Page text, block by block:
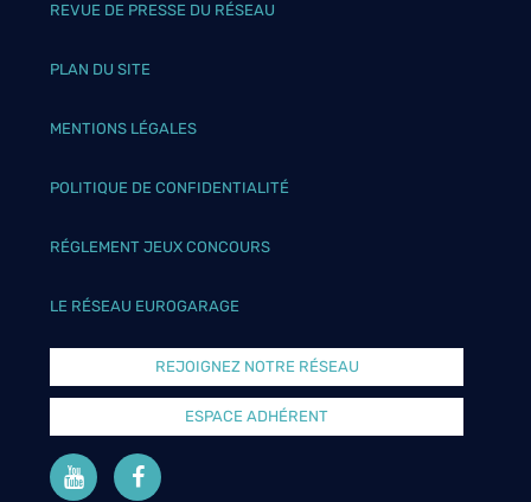
REVUE DE PRESSE DU RÉSEAU
PLAN DU SITE
MENTIONS LÉGALES
POLITIQUE DE CONFIDENTIALITÉ
RÉGLEMENT JEUX CONCOURS
LE RÉSEAU EUROGARAGE
REJOIGNEZ NOTRE RÉSEAU
ESPACE ADHÉRENT